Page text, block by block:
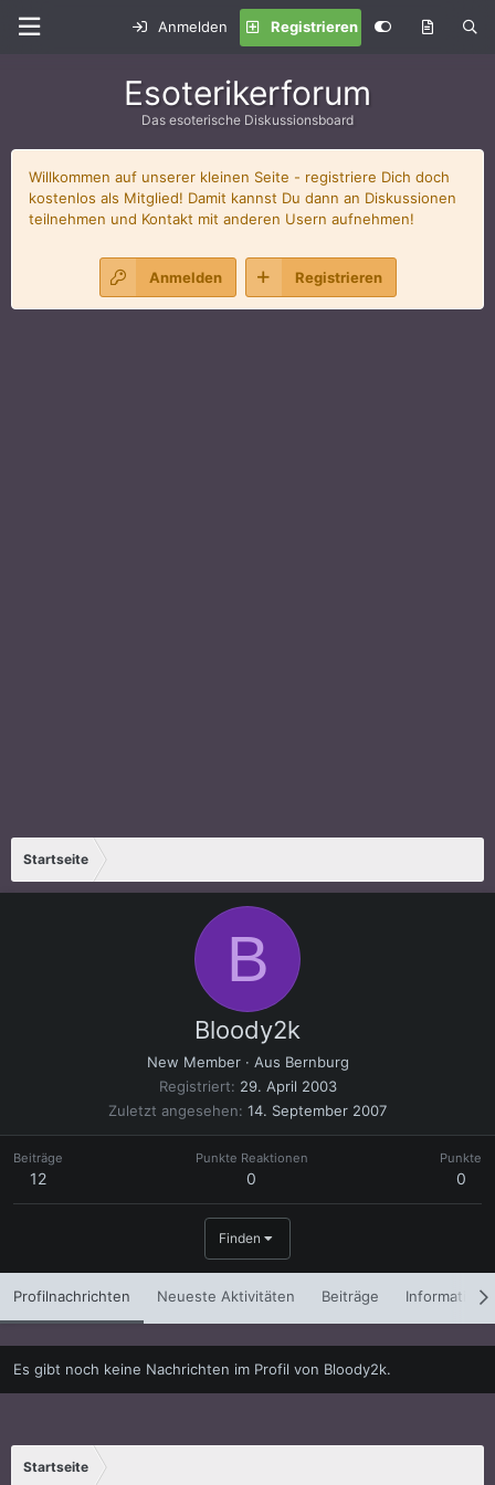
Anmelden Registrieren
Esoterikerforum
Das esoterische Diskussionsboard
Willkommen auf unserer kleinen Seite - registriere Dich doch
kostenlos als Mitglied! Damit kannst Du dann an Diskussionen
teilnehmen und Kontakt mit anderen Usern aufnehmen!
Anmelden Registrieren
Startseite
B
Bloody2k
New Member · Aus Bernburg
Registriert
29. April 2003
Zuletzt angesehen 14. September 2007
Beiträge
12
Punkte Reaktionen
0
Punkte
0
Finden
Profilnachrichten Neueste Aktivitäten Beiträge
Es gibt noch keine Nachrichten im Profil von Bloody2k.
Startseite